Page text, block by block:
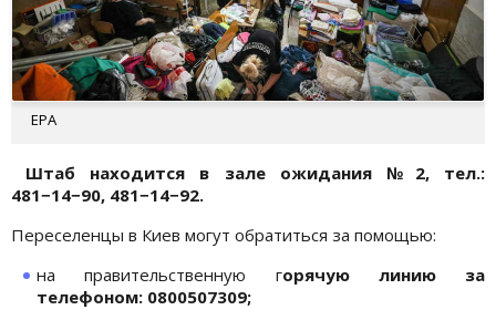
EPA
Штаб находится в зале ожидания № 2, тел.:
481−14−90, 481−14−92.
Переселенцы в Киев могут обратиться за помощью:
на правительственную горячую линию за
телефоном: 0800507309;